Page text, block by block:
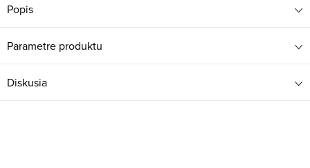
Popis
Parametre produktu
Diskusia